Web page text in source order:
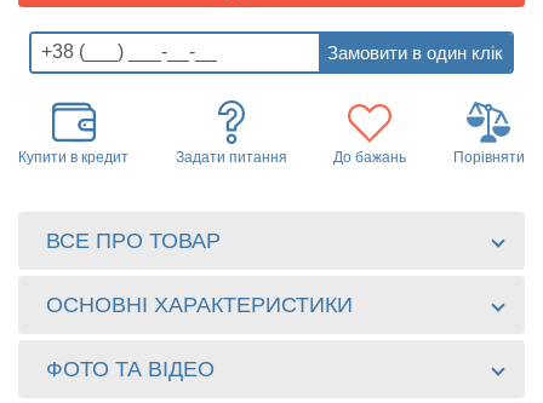
Купити в кредит Задати питання До бажань Порівняти
ВСЕ ПРО ТОВАР
ОСНОВНІ ХАРАКТЕРИСТИКИ
ФОТО ТА ВІДЕО